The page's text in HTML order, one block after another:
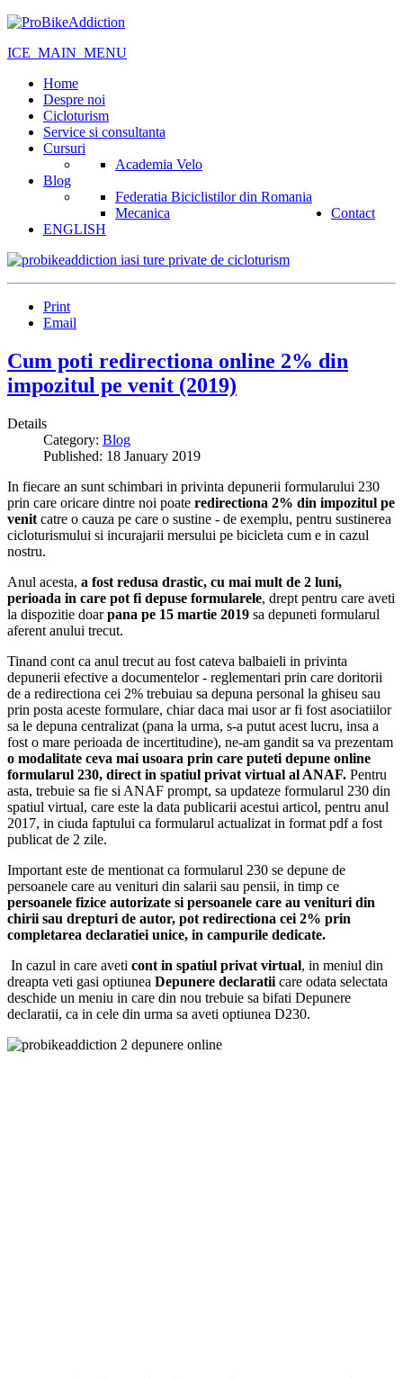
ICE_MAIN_MENU
Home
Despre noi
Cicloturism
Service si consultanta
Cursuri
Academia Velo
Blog
Federatia Biciclistilor din Romania
Mecanica
Contact
ENGLISH
Print
Email
Cum poti redirectiona online 2% din
impozitul pe venit (2019)
Details
Category: Blog
Published: 18 January 2019
In fiecare an sunt schimbari in privinta depunerii formularului 230
prin care oricare dintre noi poate redirectiona 2% din impozitul pe
venit catre o cauza pe care o sustine - de exemplu, pentru sustinerea
cicloturismului si incurajarii mersului pe bicicleta cum e in cazul
nostru.
Anul acesta, a fost redusa drastic, cu mai mult de 2 luni,
perioada in care pot fi depuse formularele, drept pentru care aveti
la dispozitie doarpana pe 15 martie 2019 sa depuneti formularul
aferent anului trecut.
Tinand cont ca anul trecut au fost cateva balbaieli in privinta
depunerii efective a documentelor - reglementari prin care doritorii
de a redirectiona cei 2% trebuiau sa depuna personal la ghiseu sau
prin posta aceste formulare, chiar daca mai usor ar fi fost asociatiilor
sa le depuna centralizat (pana la urma, s-a putut acest lucru, insa a
fost o mare perioada de incertitudine), ne-am gandit sa va prezentam
o modalitate ceva mai usoara prin care puteti depune online
formularul 230, direct in spatiul privat virtual al ANAF. Pentru
asta, trebuie sa fie si ANAF prompt, sa updateze formularul 230 din
spatiul virtual, care este la data publicarii acestui articol, pentru anul
2017, in ciuda faptului ca formularul actualizat in format pdf a fost
publicat de 2 zile.
Important este de mentionat ca formularul 230 se depune de
persoanele care au venituri din salarii sau pensii, in timp ce
persoanele fizice autorizate si persoanele care au venituri din
chirii sau drepturi de autor, pot redirectiona cei 2% prin
completarea declaratiei unice, in campurile dedicate.
In cazul in care aveti cont in spatiul privat virtual, in meniul din
dreapta veti gasi optiunea Depunere declaratii care odata selectata
deschide un meniu in care din nou trebuie sa bifati Depunere
declaratii, ca in cele din urma sa aveti optiunea D230.